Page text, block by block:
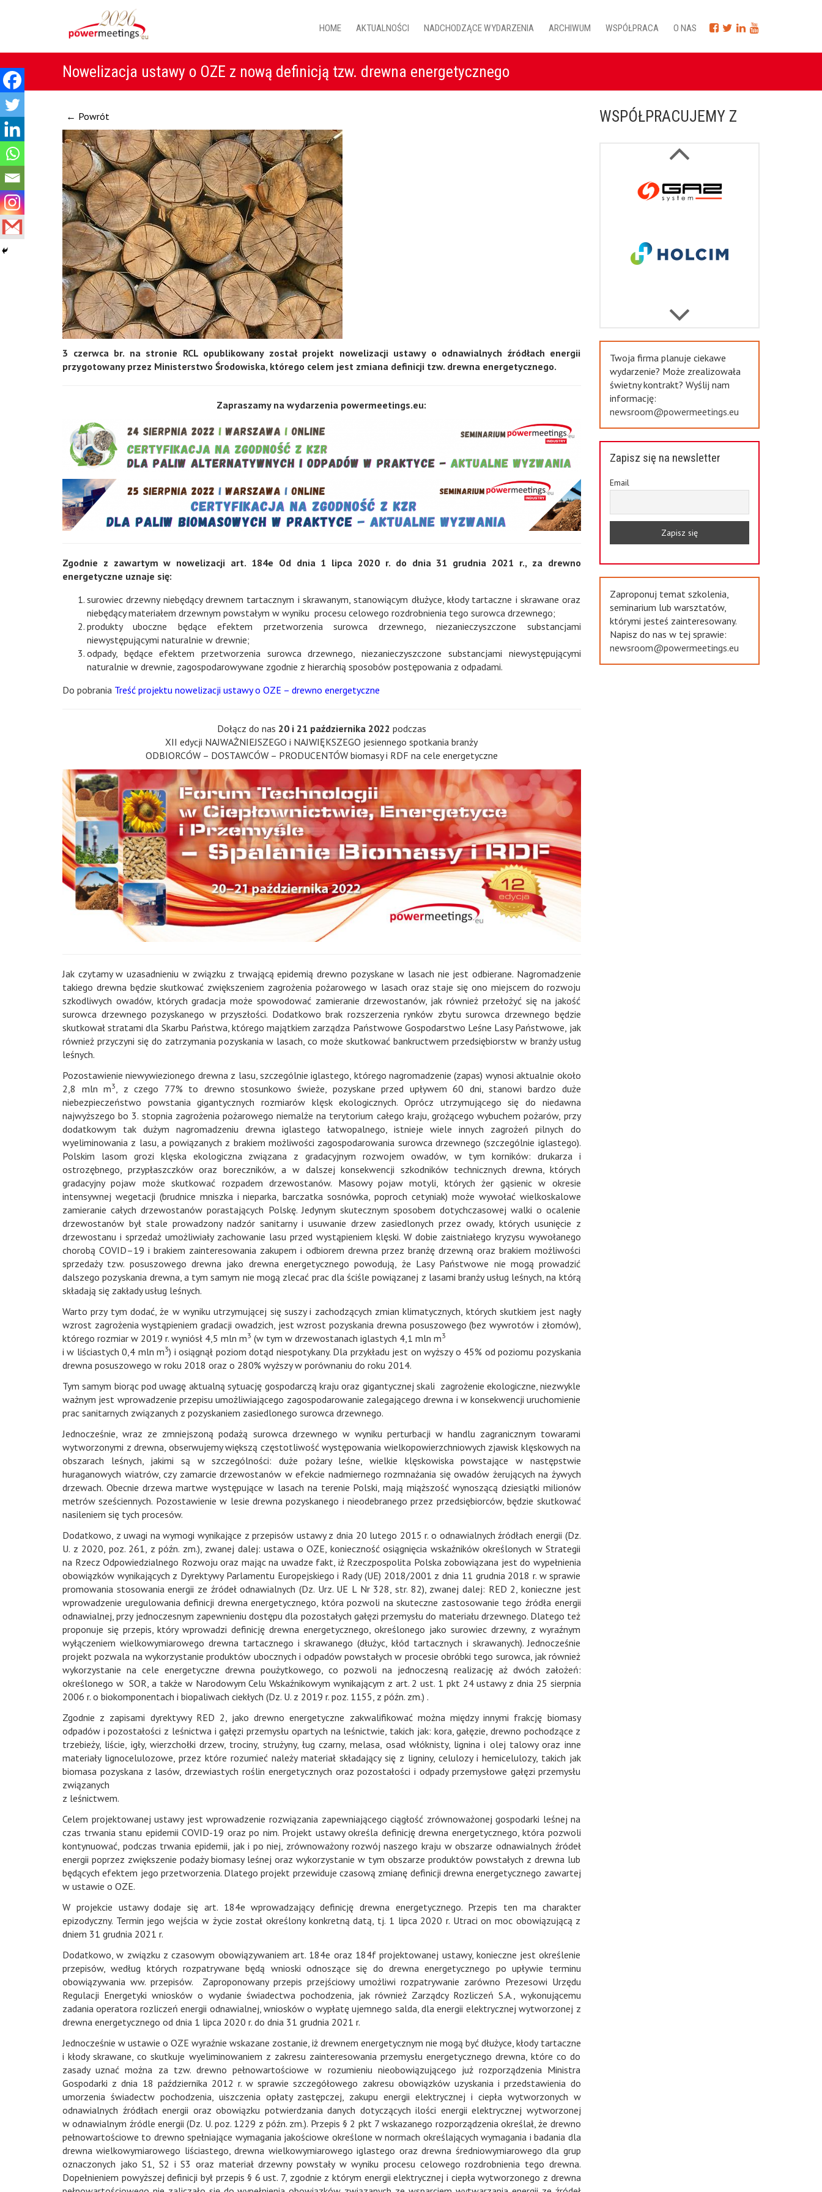
HOME AKTUALNOŚCI NADCHODZĄCE WYDARZENIA ARCHIWUM WSPÓŁPRACA O NAS
Nowelizacja ustawy o OZE z nową definicją tzw. drewna energetycznego
← Powrót
3 czerwca br. na stronie RCL opublikowany został projekt nowelizacji ustawy o odnawialnych źródłach energii
przygotowany przez Ministerstwo Środowiska, którego celem jest zmiana definicji tzw. drewna energetycznego.
Zapraszamy na wydarzenia powermeetings.eu:
Zgodnie z zawartym w nowelizacji art. 184e Od dnia 1 lipca 2020 r. do dnia 31 grudnia 2021 r., za drewno
energetyczne uznaje się:
surowiec drzewny niebędący drewnem tartacznym i skrawanym, stanowiącym dłużyce, kłody tartaczne i skrawane oraz
niebędący materiałem drzewnym powstałym w wyniku procesu celowego rozdrobnienia tego surowca drzewnego;
produkty uboczne będące efektem przetworzenia surowca drzewnego, niezanieczyszczone substancjami
niewystępującymi naturalnie w drewnie;
odpady, będące efektem przetworzenia surowca drzewnego, niezanieczyszczone substancjami niewystępującymi
naturalnie w drewnie, zagospodarowywane zgodnie z hierarchią sposobów postępowania z odpadami.
Do pobrania Treść projektu nowelizacji ustawy o OZE – drewno energetyczne
Dołącz do nas 20 i 21 października 2022 podczas
XII edycji NAJWAŻNIEJSZEGO i NAJWIĘKSZEGO jesiennego spotkania branży
ODBIORCÓW – DOSTAWCÓW – PRODUCENTÓW biomasy i RDF na cele energetyczne
Jak czytamy w uzasadnieniu w związku z trwającą epidemią drewno pozyskane w lasach nie jest odbierane. Nagromadzenie
takiego drewna będzie skutkować zwiększeniem zagrożenia pożarowego w lasach oraz staje się ono miejscem do rozwoju
szkodliwych owadów, których gradacja może spowodować zamieranie drzewostanów, jak również przełożyć się na jakość
surowca drzewnego pozyskanego w przyszłości. Dodatkowo brak rozszerzenia rynków zbytu surowca drzewnego będzie
skutkował stratami dla Skarbu Państwa, którego majątkiem zarządza Państwowe Gospodarstwo Leśne Lasy Państwowe, jak
również przyczyni się do zatrzymania pozyskania w lasach, co może skutkować bankructwem przedsiębiorstw w branży usług
leśnych.
Pozostawienie niewywiezionego drewna z lasu, szczególnie iglastego, którego nagromadzenie (zapas) wynosi aktualnie około
2,8 mln m3, z czego 77% to drewno stosunkowo świeże, pozyskane przed upływem 60 dni, stanowi bardzo duże
niebezpieczeństwo powstania gigantycznych rozmiarów klęsk ekologicznych. Oprócz utrzymującego się do niedawna
najwyższego bo 3. stopnia zagrożenia pożarowego niemalże na terytorium całego kraju, grożącego wybuchem pożarów, przy
dodatkowym tak dużym nagromadzeniu drewna iglastego łatwopalnego, istnieje wiele innych zagrożeń pilnych do
wyeliminowania z lasu, a powiązanych z brakiem możliwości zagospodarowania surowca drzewnego (szczególnie iglastego).
Polskim lasom grozi klęska ekologiczna związana z gradacyjnym rozwojem owadów, w tym korników: drukarza i
ostrozębnego, przypłaszczków oraz boreczników, a w dalszej konsekwencji szkodników technicznych drewna, których
gradacyjny pojaw może skutkować rozpadem drzewostanów. Masowy pojaw motyli, których żer gąsienic w okresie
intensywnej wegetacji (brudnice mniszka i nieparka, barczatka sosnówka, poproch cetyniak) może wywołać wielkoskalowe
zamieranie całych drzewostanów porastających Polskę. Jedynym skutecznym sposobem dotychczasowej walki o ocalenie
drzewostanów był stale prowadzony nadzór sanitarny i usuwanie drzew zasiedlonych przez owady, których usunięcie z
drzewostanu i sprzedaż umożliwiały zachowanie lasu przed wystąpieniem klęski. W dobie zaistniałego kryzysu wywołanego
chorobą COVID–19 i brakiem zainteresowania zakupem i odbiorem drewna przez branżę drzewną oraz brakiem możliwości
sprzedaży tzw. posuszowego drewna jako drewna energetycznego powodują, że Lasy Państwowe nie mogą prowadzić
dalszego pozyskania drewna, a tym samym nie mogą zlecać prac dla ściśle powiązanej z lasami branży usług leśnych, na którą
składają się zakłady usług leśnych.
Warto przy tym dodać, że w wyniku utrzymującej się suszy i zachodzących zmian klimatycznych, których skutkiem jest nagły
wzrost zagrożenia wystąpieniem gradacji owadzich, jest wzrost pozyskania drewna posuszowego (bez wywrotów i złomów),
którego rozmiar w 2019 r. wyniósł 4,5 mln m3 (w tym w drzewostanach iglastych 4,1 mln m3
i w liściastych 0,4 mln m3) i osiągnął poziom dotąd niespotykany. Dla przykładu jest on wyższy o 45% od poziomu pozyskania
drewna posuszowego w roku 2018 oraz o 280% wyższy w porównaniu do roku 2014.
Tym samym biorąc pod uwagę aktualną sytuację gospodarczą kraju oraz gigantycznej skali zagrożenie ekologiczne, niezwykle
ważnym jest wprowadzenie przepisu umożliwiającego zagospodarowanie zalegającego drewna i w konsekwencji uruchomienie
prac sanitarnych związanych z pozyskaniem zasiedlonego surowca drzewnego.
Jednocześnie, wraz ze zmniejszoną podażą surowca drzewnego w wyniku perturbacji w handlu zagranicznym towarami
wytworzonymi z drewna, obserwujemy większą częstotliwość występowania wielkopowierzchniowych zjawisk klęskowych na
obszarach leśnych, jakimi są w szczególności: duże pożary leśne, wielkie klęskowiska powstające w następstwie
huraganowych wiatrów, czy zamarcie drzewostanów w efekcie nadmiernego rozmnażania się owadów żerujących na żywych
drzewach. Obecnie drzewa martwe występujące w lasach na terenie Polski, mają miąższość wynoszącą dziesiątki milionów
metrów sześciennych. Pozostawienie w lesie drewna pozyskanego i nieodebranego przez przedsiębiorców, będzie skutkować
nasileniem się tych procesów.
Dodatkowo, z uwagi na wymogi wynikające z przepisów ustawy z dnia 20 lutego 2015 r. o odnawialnych źródłach energii (Dz.
U. z 2020, poz. 261, z późn. zm.), zwanej dalej: ustawa o OZE, konieczność osiągnięcia wskaźników określonych w Strategii
na Rzecz Odpowiedzialnego Rozwoju oraz mając na uwadze fakt, iż Rzeczpospolita Polska zobowiązana jest do wypełnienia
obowiązków wynikających z Dyrektywy Parlamentu Europejskiego i Rady (UE) 2018/2001 z dnia 11 grudnia 2018 r. w sprawie
promowania stosowania energii ze źródeł odnawialnych (Dz. Urz. UE L Nr 328, str. 82), zwanej dalej: RED 2, konieczne jest
wprowadzenie uregulowania definicji drewna energetycznego, która pozwoli na skuteczne zastosowanie tego źródła energii
odnawialnej, przy jednoczesnym zapewnieniu dostępu dla pozostałych gałęzi przemysłu do materiału drzewnego. Dlatego też
proponuje się przepis, który wprowadzi definicję drewna energetycznego, określonego jako surowiec drzewny, z wyraźnym
wyłączeniem wielkowymiarowego drewna tartacznego i skrawanego (dłużyc, kłód tartacznych i skrawanych). Jednocześnie
projekt pozwala na wykorzystanie produktów ubocznych i odpadów powstałych w procesie obróbki tego surowca, jak również
wykorzystanie na cele energetyczne drewna poużytkowego, co pozwoli na jednoczesną realizację aż dwóch założeń:
określonego w SOR, a także w Narodowym Celu Wskaźnikowym wynikającym z art. 2 ust. 1 pkt 24 ustawy z dnia 25 sierpnia
2006 r. o biokomponentach i biopaliwach ciekłych (Dz. U. z 2019 r. poz. 1155, z późn. zm.) .
Zgodnie z zapisami dyrektywy RED 2, jako drewno energetyczne zakwalifikować można między innymi frakcję biomasy
odpadów i pozostałości z leśnictwa i gałęzi przemysłu opartych na leśnictwie, takich jak: kora, gałęzie, drewno pochodzące z
trzebieży, liście, igły, wierzchołki drzew, trociny, strużyny, ług czarny, melasa, osad włóknisty, lignina i olej talowy oraz inne
materiały lignocelulozowe, przez które rozumieć należy materiał składający się z ligniny, celulozy i hemicelulozy, takich jak
biomasa pozyskana z lasów, drzewiastych roślin energetycznych oraz pozostałości i odpady przemysłowe gałęzi przemysłu
związanych
z leśnictwem.
Celem projektowanej ustawy jest wprowadzenie rozwiązania zapewniającego ciągłość zrównoważonej gospodarki leśnej na
czas trwania stanu epidemii COVID-19 oraz po nim. Projekt ustawy określa definicję drewna energetycznego, która pozwoli
kontynuować, podczas trwania epidemii, jak i po niej, zrównoważony rozwój naszego kraju w obszarze odnawialnych źródeł
energii poprzez zwiększenie podaży biomasy leśnej oraz wykorzystanie w tym obszarze produktów powstałych z drewna lub
będących efektem jego przetworzenia. Dlatego projekt przewiduje czasową zmianę definicji drewna energetycznego zawartej
w ustawie o OZE.
W projekcie ustawy dodaje się art. 184e wprowadzający definicję drewna energetycznego. Przepis ten ma charakter
epizodyczny. Termin jego wejścia w życie został określony konkretną datą, tj. 1 lipca 2020 r. Utraci on moc obowiązującą z
dniem 31 grudnia 2021 r.
Dodatkowo, w związku z czasowym obowiązywaniem art. 184e oraz 184f projektowanej ustawy, konieczne jest określenie
przepisów, według których rozpatrywane będą wnioski odnoszące się do drewna energetycznego po upływie terminu
obowiązywania ww. przepisów. Zaproponowany przepis przejściowy umożliwi rozpatrywanie zarówno Prezesowi Urzędu
Regulacji Energetyki wniosków o wydanie świadectwa pochodzenia, jak również Zarządcy Rozliczeń S.A., wykonującemu
zadania operatora rozliczeń energii odnawialnej, wniosków o wypłatę ujemnego salda, dla energii elektrycznej wytworzonej z
drewna energetycznego od dnia 1 lipca 2020 r. do dnia 31 grudnia 2021 r.
Jednocześnie w ustawie o OZE wyraźnie wskazane zostanie, iż drewnem energetycznym nie mogą być dłużyce, kłody tartaczne
i kłody skrawane, co skutkuje wyeliminowaniem z zakresu zainteresowania przemysłu energetycznego drewna, które co do
zasady uznać można za tzw. drewno pełnowartościowe w rozumieniu nieobowiązującego już rozporządzenia Ministra
Gospodarki z dnia 18 października 2012 r. w sprawie szczegółowego zakresu obowiązków uzyskania i przedstawienia do
umorzenia świadectw pochodzenia, uiszczenia opłaty zastępczej, zakupu energii elektrycznej i ciepła wytworzonych w
odnawialnych źródłach energii oraz obowiązku potwierdzania danych dotyczących ilości energii elektrycznej wytworzonej
w odnawialnym źródle energii (Dz. U. poz. 1229 z późn. zm.). Przepis § 2 pkt 7 wskazanego rozporządzenia określał, że drewno
pełnowartościowe to drewno spełniające wymagania jakościowe określone w normach określających wymagania i badania dla
drewna wielkowymiarowego liściastego, drewna wielkowymiarowego iglastego oraz drewna średniowymiarowego dla grup
oznaczonych jako S1, S2 i S3 oraz materiał drzewny powstały w wyniku procesu celowego rozdrobnienia tego drewna.
Dopełnieniem powyższej definicji był przepis § 6 ust. 7, zgodnie z którym energii elektrycznej i ciepła wytworzonego z drewna
WSPÓŁPRACUJEMY Z
Twoja firma planuje ciekawe
wydarzenie? Może zrealizowała
świetny kontrakt? Wyślij nam
informację:
newsroom@powermeetings.eu
Zapisz się na newsletter
Email
Zaproponuj temat szkolenia,
seminarium lub warsztatów,
którymi jesteś zainteresowany.
Napisz do nas w tej sprawie:
newsroom@powermeetings.eu